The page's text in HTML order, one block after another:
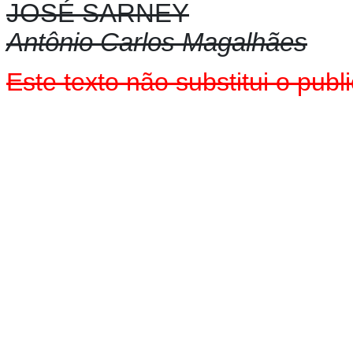
JOSÉ SARNEY
Antônio Carlos Magalhães
Este texto não substitui o